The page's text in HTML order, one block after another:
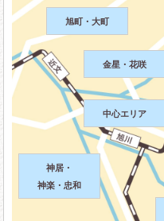
旭川天使幼稚園
旭川藤幼稚園
旭川みその幼稚園
大谷さくら幼稚園
くりの木幼稚園
中心エリア
金星・花咲
旭町・大町
神居・
神楽・忠和